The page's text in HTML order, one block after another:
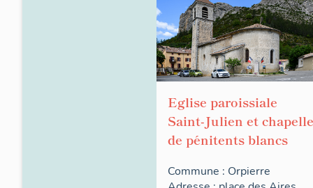
Eglise paroissiale
Saint-Julien et chapelle
de pénitents blancs
Commune : Orpierre